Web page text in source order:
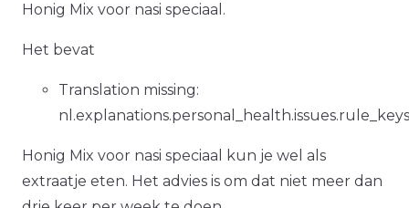
Honig Mix voor nasi speciaal.
Het bevat
Translation missing:
Honig Mix voor nasi speciaal kun je wel als
extraatje eten. Het advies is om dat niet meer dan